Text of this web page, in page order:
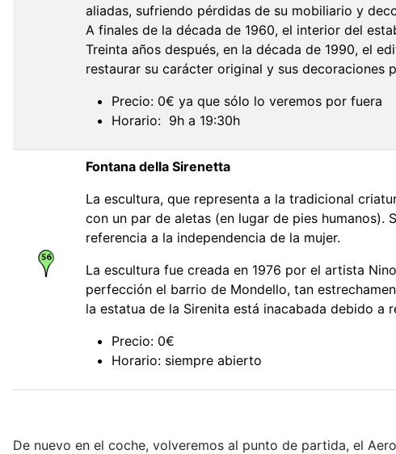
aliadas, sufriendo pérdidas de su mobiliario y
A finales de la década de 1960, el interior del
Treinta años después, en la década de 1990, el
restaurar su carácter original y sus decoraciones
Precio: 0€ ya que sólo lo veremos por fuera
Horario: 9h a 19:30h
Fontana della Sirenetta
La escultura, que representa a la tradicional
con un par de aletas (en lugar de pies
referencia a la independencia de la mujer.
La escultura fue creada en 1976 por el artista
perfección el barrio de Mondello, tan
la estatua de la Sirenita está inacabada debido a
Precio: 0€
Horario: siempre abierto
De nuevo en el coche, volveremos al punto de partida, el